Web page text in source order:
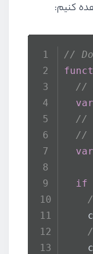
کنیم:
//
//
var
//
//
var
if